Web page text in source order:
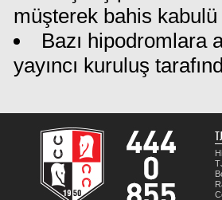
müşterek bahis kabulü
Bazı hipodromlara
yayıncı kuruluş